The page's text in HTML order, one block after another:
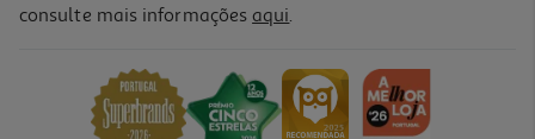
Queijo Valformoso Flamengo Açores Fatiado 200g
consulte mais informações aqui.